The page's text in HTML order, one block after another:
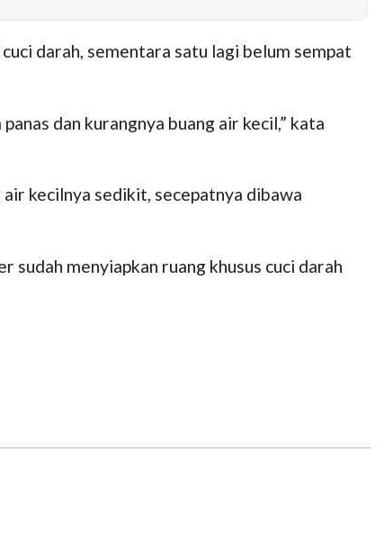
darah, sementara satu lagi belum sempat
dan kurangnya buang air kecil,” kata
kecilnya sedikit, secepatnya dibawa
menyiapkan ruang khusus cuci darah